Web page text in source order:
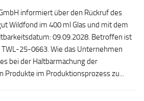
informiert über den Rückruf des
Wildfond im 400 ml Glas und mit dem
09.09.2028. Betroffen ist
TWL-25-0663. Wie das Unternehmen
bei der Haltbarmachung der
Produkte im Produktionsprozess zu...